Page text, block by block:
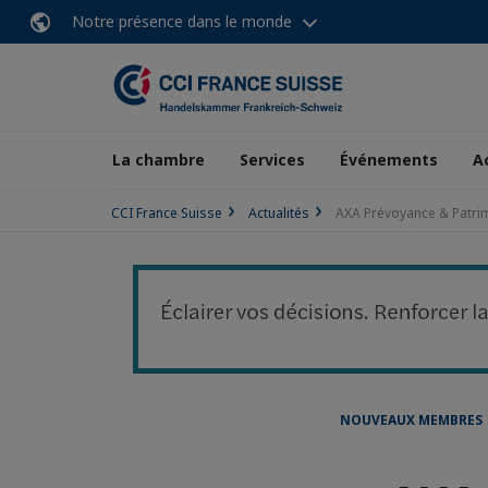
Notre présence dans le monde
La chambre Services Événements
CCI France Suisse Actualités AXA Prévoyance &
NOUVEAUX MEMBRES